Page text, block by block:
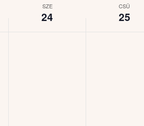
SZE
24
CSÜ
25